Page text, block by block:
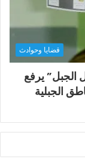
قضايا وحوادث
أجل الجبل” يرفع
الجبلية